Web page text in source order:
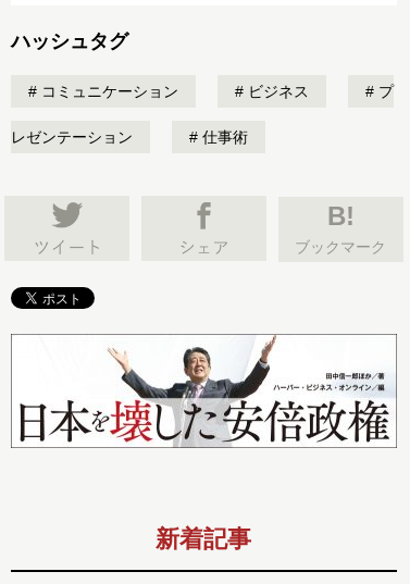
ハッシュタグ
コミュニケーション ビジネス プ
レゼンテーション 仕事術
B!
ブックマーク
新着記事